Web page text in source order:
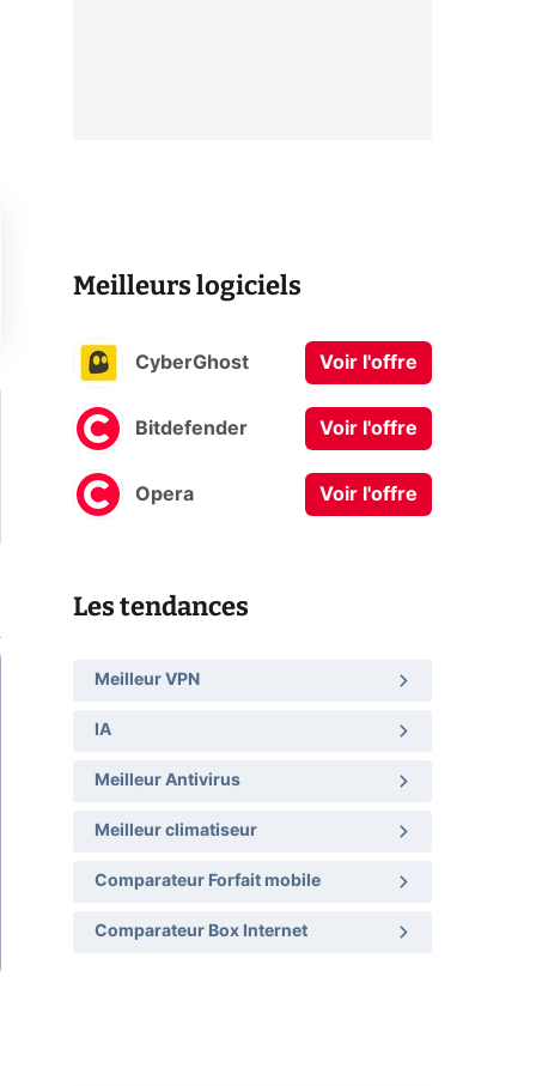
Meilleurs logiciels
CyberGhost Voir l'offre
Bitdefender Voir l'offre
Opera Voir l'offre
Les tendances
Meilleur VPN
IA
Meilleur Antivirus
Meilleur climatiseur
Comparateur Forfait mobile
Comparateur Box Internet